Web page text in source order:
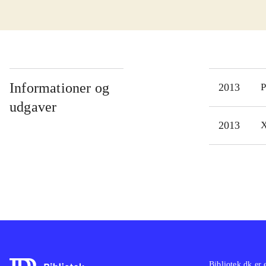
vil
Informationer og
udgaver
2013
2013